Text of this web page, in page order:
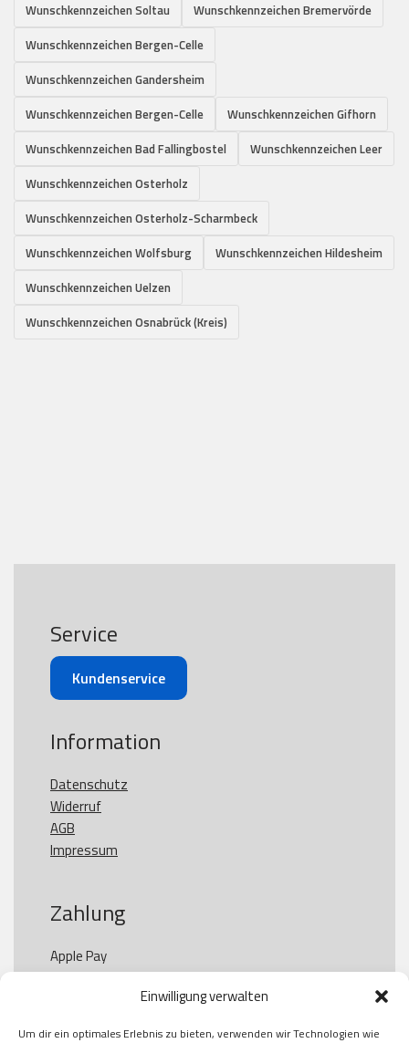
Einwilligung verwalten
Um dir ein optimales Erlebnis zu bieten, verwenden wir Technologien wie
Wunschkennzeichen Soltau
Wunschkennzeichen Bremervörde
Wunschkennzeichen Bergen-Celle
Wunschkennzeichen Gandersheim
Wunschkennzeichen Bergen-Celle
Wunschkennzeichen Gifhorn
Wunschkennzeichen Bad Fallingbostel
Wunschkennzeichen Leer
Wunschkennzeichen Osterholz
Wunschkennzeichen Osterholz-Scharmbeck
Wunschkennzeichen Wolfsburg
Wunschkennzeichen Hildesheim
Wunschkennzeichen Uelzen
Wunschkennzeichen Osnabrück (Kreis)
Service
Kundenservice
Information
Datenschutz
Widerruf
AGB
Impressum
Zahlung
Apple Pay
Paypal